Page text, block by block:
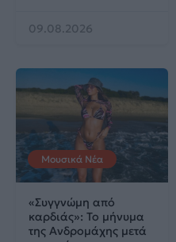
09.08.2026
Μουσικά Νέα
«Συγγνώμη από
καρδιάς»: Το μήνυμα
της Ανδρομάχης μετά